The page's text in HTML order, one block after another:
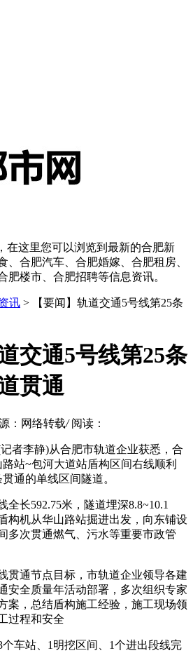
在这里您可以浏览到最新的合肥新
、合肥汽车、合肥婚嫁、合肥租房、
肥楼市、合肥招聘等信息资讯。
讯 > 【要闻】轨道交通5号线第25条
交通5号线第25条
贯通
：网络转载/ 阅读：
者李静)从合肥市轨道企业获悉，合
站~包河大道站盾构区间右线顺利
通的单线区间隧道。
全长592.75米，隧道埋深8.8~10.1
构机从华山路站掘进出发，向东铺设
多次贯通燃气、污水等重要市政管
贯通节点目标，市轨道企业领导各建
安全质量年活动部署，多次组织专家
案，总结盾构施工经验，施工现场领
过程和安全
车站、1明挖区间、1个进出段线完